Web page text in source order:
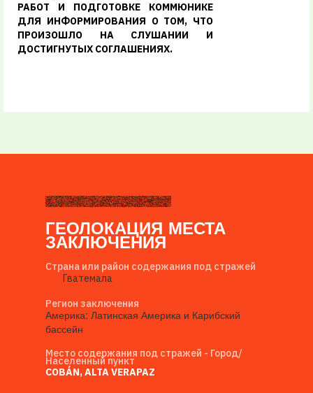
РАБОТ И ПОДГОТОВКЕ КОММЮНИКЕ
ДЛЯ ИНФОРМИРОВАНИЯ О ТОМ, ЧТО
ПРОИЗОШЛО НА СЛУШАНИИ И
ДОСТИГНУТЫХ СОГЛАШЕНИЯХ.
ГЕОЛОКАЦИЯ МЕСТА
ЗАКЛЮЧЕНИЯ
Страна или район содержания под стражей
Гватемала
Регион заключения
Америка: Латинская Америка и Карибский
бассейн
Место содержания под стражей - Город/
Населенный пункт
COBÁN, ALTA VERAPAZ